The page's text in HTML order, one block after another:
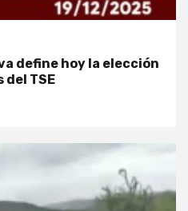
define hoy la elección
del TSE